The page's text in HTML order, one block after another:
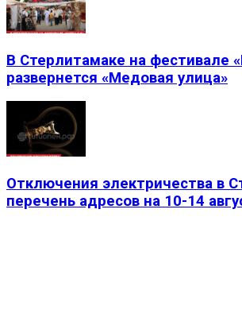
В Стерлитамаке на фестивале
развернется «Медовая улица»
Отключения электричества в
перечень адресов на 10-14